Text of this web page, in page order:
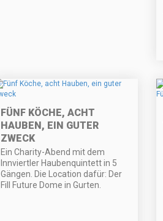
FÜNF KÖCHE, ACHT
HAUBEN, EIN GUTER
ZWECK
Ein Charity-Abend mit dem
Innviertler Haubenquintett in 5
Gängen. Die Location dafür: Der
Fill Future Dome in Gurten.